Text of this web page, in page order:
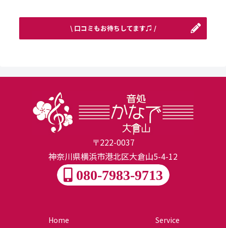
\ 口コミもお待ちしてます♫ /
〒222-0037
神奈川県横浜市港北区大倉山5-4-12
080-7983-9713
Home Service